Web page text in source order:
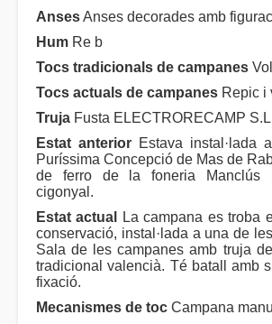
AnsesAnses decorades amb
Hum Re b
Tocs tradicionals de campanes
Tocs actuals de campanes Repic i
Truja Fusta ELECTRORECAMP
Estat anterior Estava instal·lada
Puríssima Concepció de Mas de
de ferro de la foneria Manclús
cigonyal.
Estat actual
La campana es troba
conservació, instal·lada a una de
Sala de les campanes amb truja
tradicional valencià. Té batall amb
fixació.
Mecanismes de toc Campana